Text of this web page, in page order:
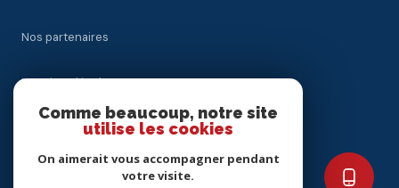
Nos partenaires
Mentions légales
Comme beaucoup, notre site
utilise les cookies
On aimerait vous accompagner pendant
votre visite.